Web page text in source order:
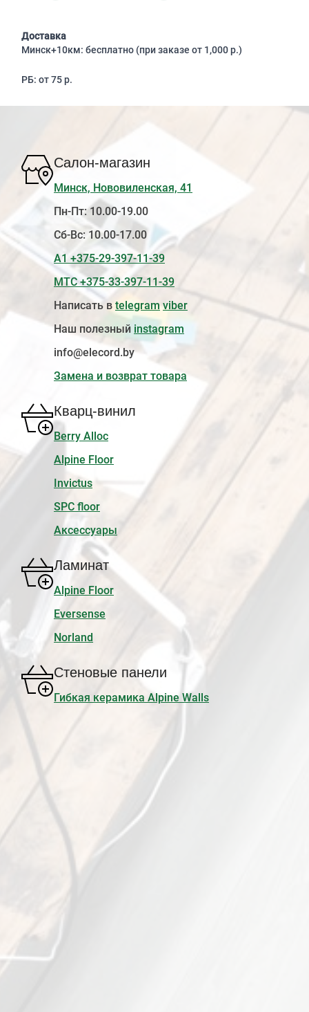
Доставка
Минск+10км: бесплатно (при заказе от 1,000 р.)
РБ: от 75 р.
Салон-магазин
Минск, Нововиленская, 41
Пн-Пт: 10.00-19.00
Сб-Вс: 10.00-17.00
А1 +375-29-397-11-39
МТС +375-33-397-11-39
Написать в telegram viber
Наш полезный instagram
info@elecord.by
Замена и возврат товара
Кварц-винил
Berry Alloc
Alpine Floor
Invictus
SPC floor
Аксессуары
Ламинат
Alpine Floor
Eversense
Norland
Стеновые панели
Гибкая керамика Alpine Walls